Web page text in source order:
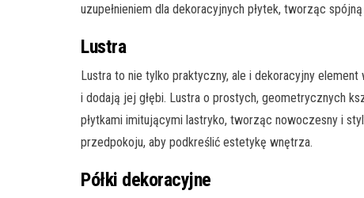
uzupełnieniem dla dekoracyjnych płytek, tworząc
Lustra
Lustra to nie tylko praktyczny, ale i dekoracyjny
i dodają jej głębi. Lustra o prostych, geometrycznych
płytkami imitującymi lastryko, tworząc nowoczesny i
przedpokoju, aby podkreślić estetykę wnętrza.
Półki dekoracyjne